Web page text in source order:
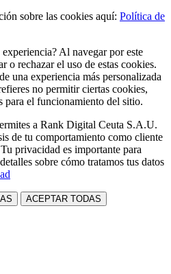
sobre las cookies aquí: Política de
Al navegar por este
o rechazar el uso de estas cookies.
una experiencia más personalizada
no permitir ciertas cookies,
para el funcionamiento del sitio.
a Rank Digital Ceuta S.A.U.
de tu comportamiento como cliente
privacidad es importante para
sobre cómo tratamos tus datos
ACEPTAR TODAS